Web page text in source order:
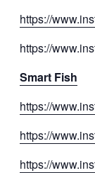
https://
https://
Smart Fish
https://
https://
https://